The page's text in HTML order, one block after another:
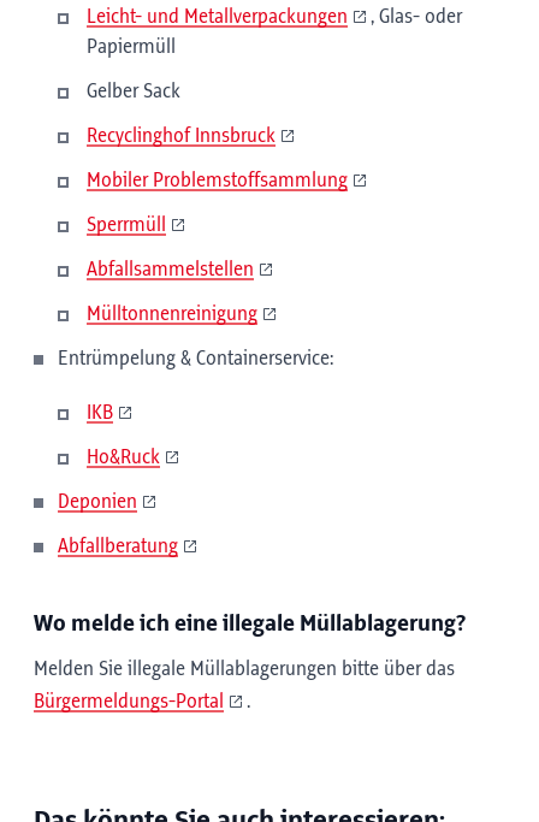
Leicht- und Metallverpackungen
, Glas- oder
Papiermüll
Gelber Sack
Recyclinghof Innsbruck
Mobiler Problemstoffsammlung
Sperrmüll
Abfallsammelstellen
Mülltonnenreinigung
Entrümpelung & Containerservice:
IKB
Ho&Ruck
Deponien
Abfallberatung
Wo melde ich eine illegale Müllablagerung?
Melden Sie illegale Müllablagerungen bitte über das
Bürgermeldungs-Portal
.